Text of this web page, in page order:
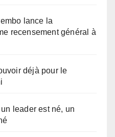
lance la
recensement général à
déjà pour le
leader est né, un